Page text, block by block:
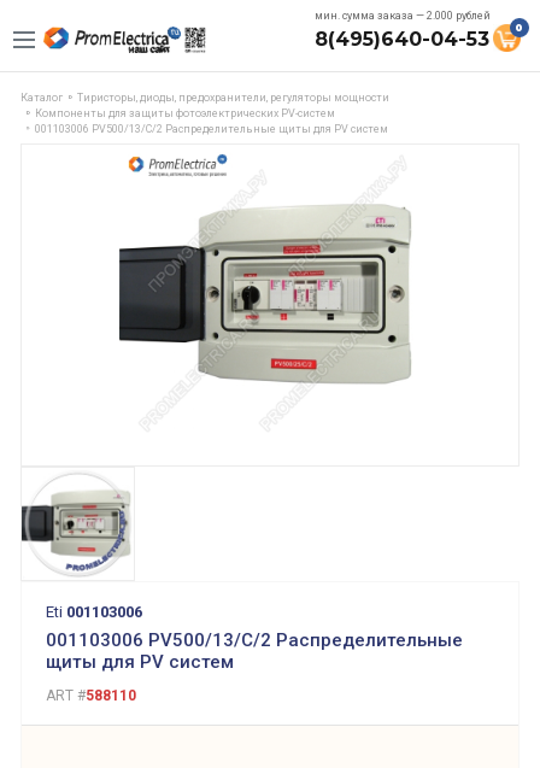
мин. сумма заказа — 2.000 рублей
8(495)640-04-53 0
Каталог
Тиристоры, диоды, предохранители, регуляторы мощности
Компоненты для защиты фотоэлектрических PV-систем
001103006 PV500/13/C/2 Распределительные щиты для PV систем
Eti 001103006
001103006 PV500/13/C/2 Распределительные
щиты для PV систем
ART #588110